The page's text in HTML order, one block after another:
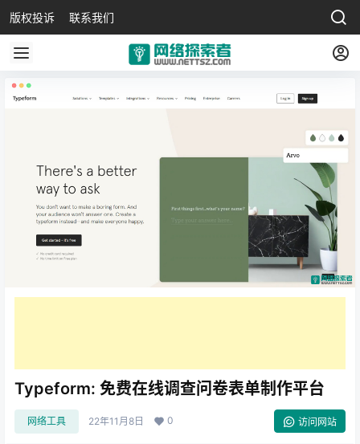
版权投诉 联系我们
Typeform: 免费在线调查问卷表单制作平台
网络工具 22年11月8日 0 访问网站